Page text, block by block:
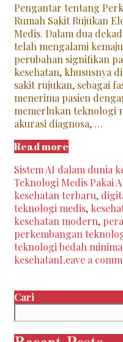
Pengantar tentang
Rumah Sakit Rujukan
Medis. Dalam dua
telah mengalami
perubahan signifikan
kesehatan, khususnya
sakit rujukan, sebagai
menerima pasien
memerlukan teknologi
akurasi diagnosa, …
Read more
Teknologi
Medis
di
Rumah
Sakit
Rujukan
Terbaru
Categories
Sistem AI dalam dunia
Teknologi Medis Pakai
kesehatan terbaru,
teknologi medis,
kesehatan modern,
perkembangan
teknologi bedah
kesehatanLeave a
Cari